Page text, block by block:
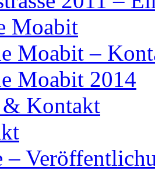
Moabit
Moabit –
Moabit 2014
& Kontakt
–